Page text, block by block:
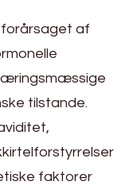
forårsaget af
tilstande.
faktorer